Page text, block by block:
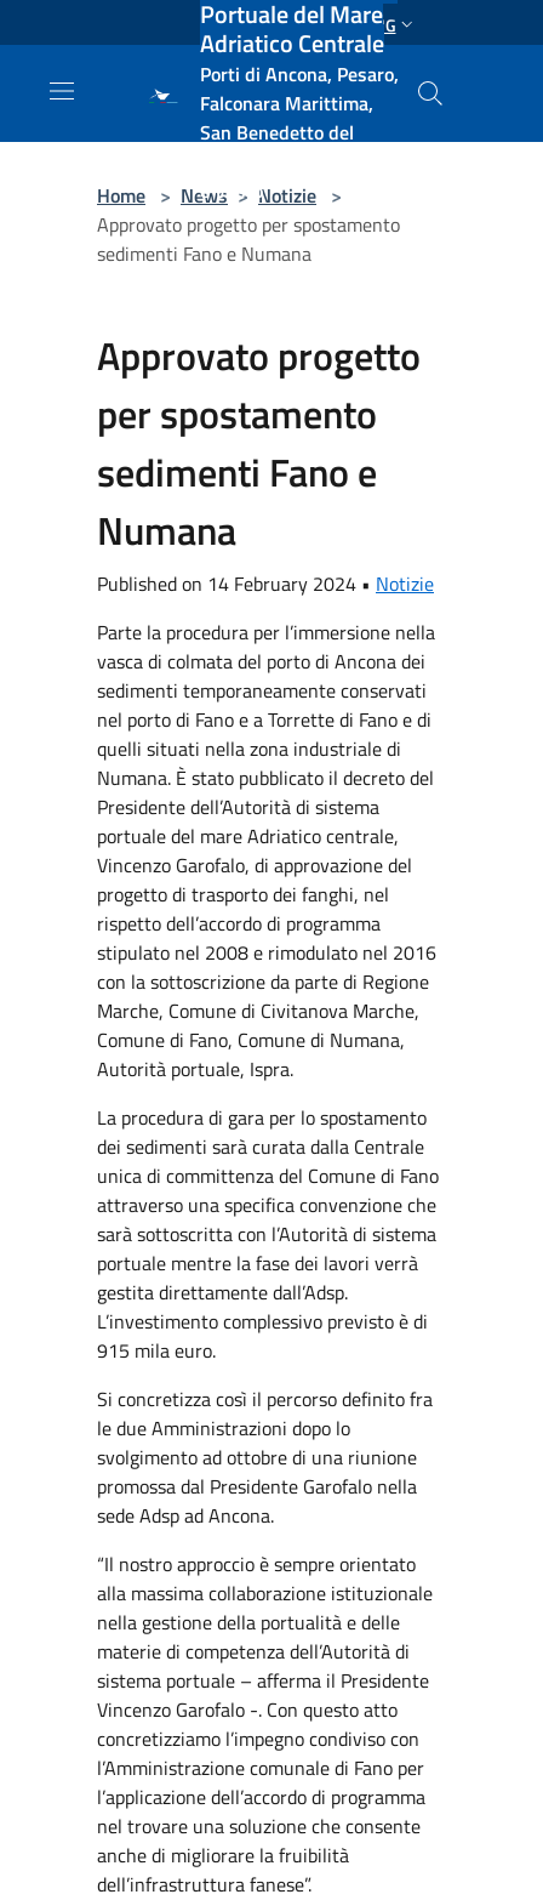
Salta al contenuto principale ENG
Portuale del Mare
Adriatico Centrale
Porti di Ancona, Pesaro,
Falconara Marittima,
San Benedetto del
e Vasto
Home > News > Notizie >
Approvato progetto per spostamento
sedimenti Fano e Numana
Approvato progetto
per spostamento
sedimenti Fano e
Numana
Published on 14 February 2024 • Notizie
Parte la procedura per l’immersione nella
vasca di colmata del porto di Ancona dei
sedimenti temporaneamente conservati
nel porto di Fano e a Torrette di Fano e di
quelli situati nella zona industriale di
Numana. È stato pubblicato il decreto del
Presidente dell’Autorità di sistema
portuale del mare Adriatico centrale,
Vincenzo Garofalo, di approvazione del
progetto di trasporto dei fanghi, nel
rispetto dell’accordo di programma
stipulato nel 2008 e rimodulato nel 2016
con la sottoscrizione da parte di Regione
Marche, Comune di Civitanova Marche,
Comune di Fano, Comune di Numana,
Autorità portuale, Ispra.
La procedura di gara per lo spostamento
dei sedimenti sarà curata dalla Centrale
unica di committenza del Comune di Fano
attraverso una specifica convenzione che
sarà sottoscritta con l’Autorità di sistema
portuale mentre la fase dei lavori verrà
gestita direttamente dall’Adsp.
L’investimento complessivo previsto è di
915 mila euro.
Si concretizza così il percorso definito fra
le due Amministrazioni dopo lo
svolgimento ad ottobre di una riunione
promossa dal Presidente Garofalo nella
sede Adsp ad Ancona.
“Il nostro approccio è sempre orientato
alla massima collaborazione istituzionale
nella gestione della portualità e delle
materie di competenza dell’Autorità di
sistema portuale – afferma il Presidente
Vincenzo Garofalo -. Con questo atto
concretizziamo l’impegno condiviso con
l’Amministrazione comunale di Fano per
l’applicazione dell’accordo di programma
nel trovare una soluzione che consente
anche di migliorare la fruibilità
dell’infrastruttura fanese”.